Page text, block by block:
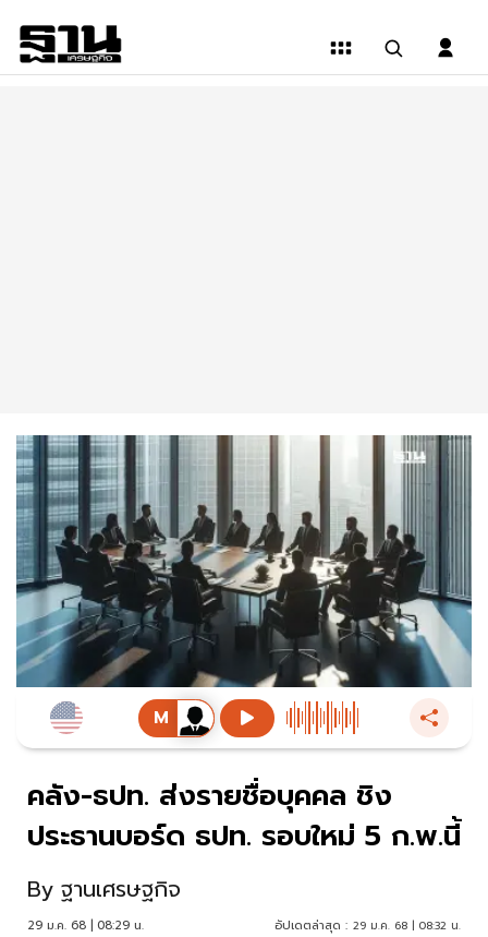
คลัง-ธปท. ส่งรายชื่อบุคคล ชิง
ประธานบอร์ด ธปท. รอบใหม่ 5 ก.พ.นี้
By ฐานเศรษฐกิจ
29 ม.ค. 68 | 08:29 น. อัปเดตล่าสุด : 29 ม.ค. 68 | 08:32 น.